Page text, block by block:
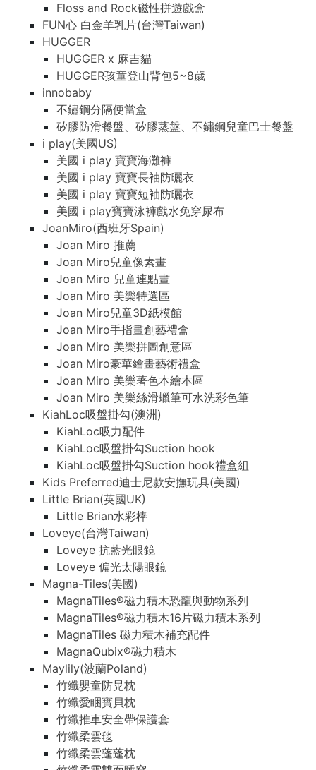
Floss and Rock磁性拼遊戲盒
FUN心 白金羊乳片(台灣Taiwan)
HUGGER
HUGGER x 麻吉貓
HUGGER孩童登山背包5~8歲
innobaby
不鏽鋼分隔便當盒
矽膠防滑餐盤、矽膠蒸盤、不鏽鋼兒童巴士餐盤
i play(美國US)
美國 i play 寶寶海灘褲
美國 i play 寶寶長袖防曬衣
美國 i play 寶寶短袖防曬衣
美國 i play寶寶泳褲戲水免穿尿布
JoanMiro(西班牙Spain)
Joan Miro 推薦
Joan Miro兒童像素畫
Joan Miro 兒童連點畫
Joan Miro 美樂特選區
Joan Miro兒童3D紙模館
Joan Miro手指畫創藝禮盒
Joan Miro 美樂拼圖創意區
Joan Miro豪華繪畫藝術禮盒
Joan Miro 美樂著色本繪本區
Joan Miro 美樂絲滑蠟筆可水洗彩色筆
KiahLoc吸盤掛勾(澳洲)
KiahLoc吸力配件
KiahLoc吸盤掛勾Suction hook
KiahLoc吸盤掛勾Suction hook禮盒組
Kids Preferred迪士尼款安撫玩具(美國)
Little Brian(英國UK)
Little Brian水彩棒
Loveye(台灣Taiwan)
Loveye 抗藍光眼鏡
Loveye 偏光太陽眼鏡
Magna-Tiles(美國)
MagnaTiles®磁力積木恐龍與動物系列
MagnaTiles®磁力積木16片磁力積木系列
MagnaTiles 磁力積木補充配件
MagnaQubix®磁力積木
Maylily(波蘭Poland)
竹纖嬰童防晃枕
竹纖愛睏寶貝枕
竹纖推車安全帶保護套
竹纖柔雲毯
竹纖柔雲蓬蓬枕